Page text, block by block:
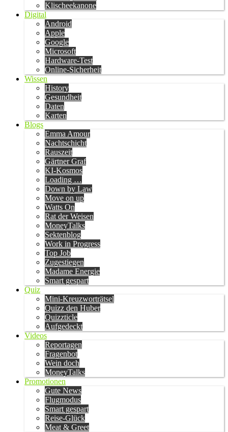
Klischeekanone
Digital
Android
Apple
Google
Microsoft
Hardware-Test
Online-Sicherheit
Wissen
History
Gesundheit
Daten
Karten
Blogs
Emma Amour
Nachtschicht
Rauszeit
Gärtner Graf
KI-Kosmos
Loading …
Down by Law
Move on up
Watts On
Rat der Weisen
MoneyTalks
Sektenblog
Work in Progress
Top Job
Zugestiegen
Madame Energie
Smart gespart
Quiz
Mini-Kreuzworträtsel
Quizz den Huber
Quizzticle
Aufgedeckt
Videos
Reportagen
Fragenbot
Wein doch
MoneyTalks
Promotionen
Gute News
Flugmodus
Smart gespart
Reise-Glück
Meat & Greet